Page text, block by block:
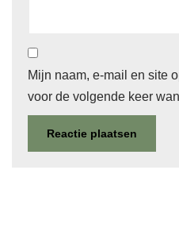
Mijn naam, e-mail en site
voor de volgende keer